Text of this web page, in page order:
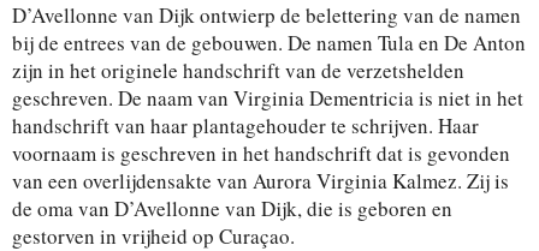
D’Avellonne van Dijk ontwierp de belettering van de namen
bij de entrees van de gebouwen. De namen Tula en De Anton
zijn in het originele handschrift van de verzetshelden
geschreven. De naam van Virginia Dementricia is niet in het
handschrift van haar plantagehouder te schrijven. Haar
voornaam is geschreven in het handschrift dat is gevonden
van een overlijdensakte van Aurora Virginia Kalmez. Zij is
de oma van D’Avellonne van Dijk, die is geboren en
gestorven in vrijheid op Curaçao.